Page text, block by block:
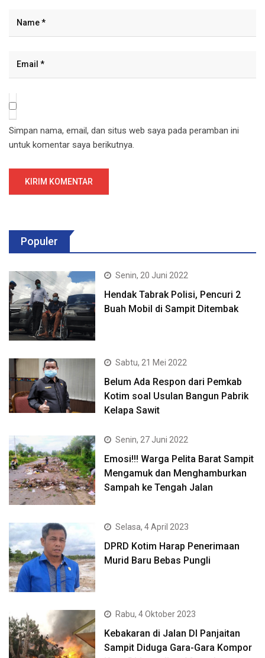
Simpan nama, email, dan situs web saya pada peramban ini
untuk komentar saya berikutnya.
Populer
Senin, 20 Juni 2022
Hendak Tabrak Polisi, Pencuri 2
Buah Mobil di Sampit Ditembak
Sabtu, 21 Mei 2022
Belum Ada Respon dari Pemkab
Kotim soal Usulan Bangun Pabrik
Kelapa Sawit
Senin, 27 Juni 2022
Emosi!!! Warga Pelita Barat Sampit
Mengamuk dan Menghamburkan
Sampah ke Tengah Jalan
Selasa, 4 April 2023
DPRD Kotim Harap Penerimaan
Murid Baru Bebas Pungli
Rabu, 4 Oktober 2023
Kebakaran di Jalan DI Panjaitan
Sampit Diduga Gara-Gara Kompor